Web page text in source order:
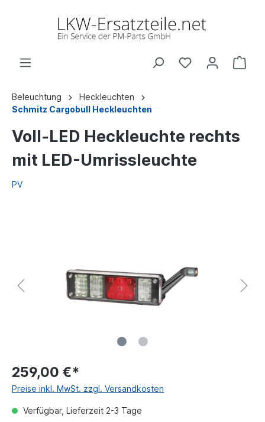
Beleuchtung
Heckleuchten
Schmitz Cargobull Heckleuchten
Voll-LED Heckleuchte rechts
mit LED-Umrissleuchte
PV
259,00 €*
Preise inkl. MwSt. zzgl. Versandkosten
Verfügbar, Lieferzeit 2-3 Tage